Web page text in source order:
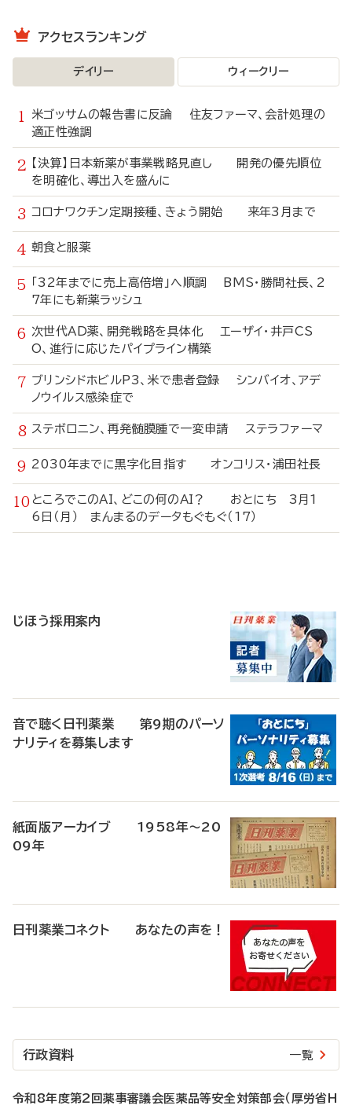
アクセスランキング
デイリー ウィークリー
米ゴッサムの報告書に反論 住友ファーマ、会計処理の
適正性強調
【決算】日本新薬が事業戦略見直し 開発の優先順位
を明確化、導出入を盛んに
コロナワクチン定期接種、きょう開始 来年3月まで
朝食と服薬
「32年までに売上高倍増」へ順調 BMS・勝間社長、2
7年にも新薬ラッシュ
次世代AD薬、開発戦略を具体化 エーザイ・井戸CS
O、進行に応じたパイプライン構築
ブリンシドホビルP3、米で患者登録 シンバイオ、アデ
ノウイルス感染症で
ステボロニン、再発髄膜腫で一変申請 ステラファーマ
2030年までに黒字化目指す オンコリス・浦田社長
ところでこのAI、どこの何のAI？ おとにち 3月1
6日（月） まんまるのデータもぐもぐ（17）
じほう採用案内
音で聴く日刊薬業 第9期のパーソ
ナリティを募集します
紙面版アーカイブ 1958年～20
09年
日刊薬業コネクト あなたの声を！
行政資料 一覧
令和8年度第2回薬事審議会医薬品等安全対策部会（厚労省H